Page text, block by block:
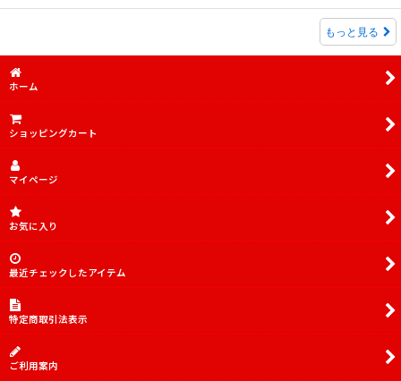
もっと見る
ホーム
ショッピングカート
マイページ
お気に入り
最近チェックしたアイテム
特定商取引法表示
ご利用案内